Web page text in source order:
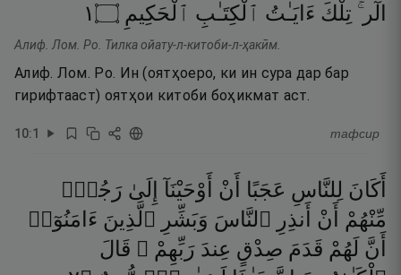
الٓر ۚ تِلْكَ ءَايَـٰتُ ٱلْكِتَـٰبِ ٱلْحَكِيمِ ۝١
Алиф. Лом. Ро. Тилка ойату-л-китоби-л-ҳакӣм.
Алиф. Лом. Ро. Ин (оятҳоеро, ки ин сура дар бар
гирифтааст) оятҳои китоби боҳикмат аст.
10:1 тафсир
أَكَانَ لِلنَّاسِ عَجَبًا أَنْ أَوْحَيْنَآ إِلَىٰ رَجُلٍۢ
مِّنْهُمْ
أَنْ أَنذِرِ ٱلنَّاسَ وَبَشِّرِ ٱلَّذِينَ ءَامَنُوٓا۟
أَنَّ لَهُمْ قَدَمَ صِدْقٍ عِندَ رَبِّهِمْ ۗ قَالَ